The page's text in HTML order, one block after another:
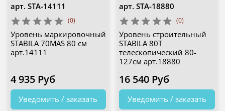
арт. STA-14111
(0)
Уровень маркировочный
STABILA 70МAS 80 см
арт.14111
4 935 Руб
Уведомить / заказать
арт. STA-18880
(0)
Уровень строительный
STABILA 80Т
телескопический 80-
127см арт.18880
16 540 Руб
Уведомить / заказать